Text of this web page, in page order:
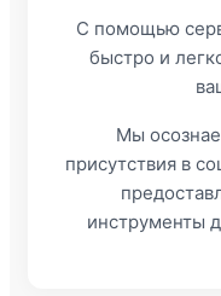
С помощью
быстро и
Мы
присутствия в
инструменты